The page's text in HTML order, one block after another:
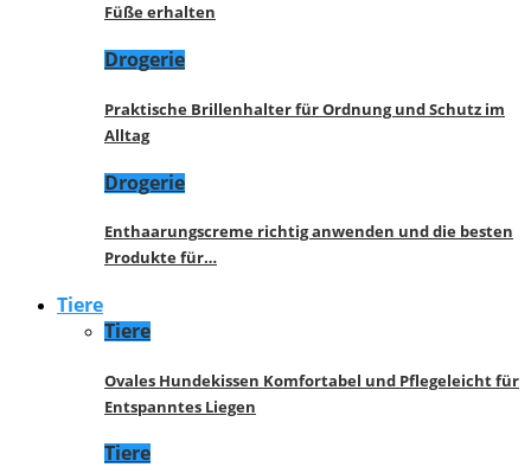
Füße erhalten
Drogerie
Praktische Brillenhalter für Ordnung und Schutz im
Alltag
Drogerie
Enthaarungscreme richtig anwenden und die besten
Produkte für…
Tiere
Tiere
Ovales Hundekissen Komfortabel und Pflegeleicht für
Entspanntes Liegen
Tiere